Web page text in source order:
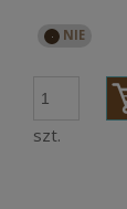
szt.